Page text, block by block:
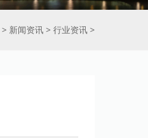
> 新闻资讯 > 行业资讯 >